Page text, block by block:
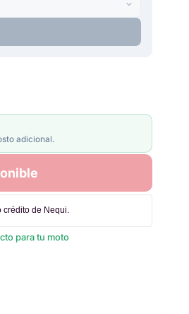
adicional.
crédito de Nequi.
para tu moto